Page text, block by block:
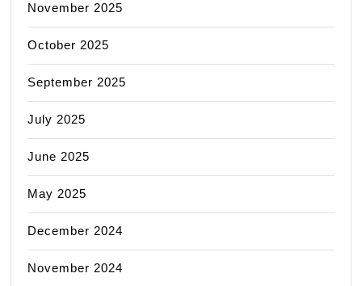
November 2025
October 2025
September 2025
July 2025
June 2025
May 2025
December 2024
November 2024